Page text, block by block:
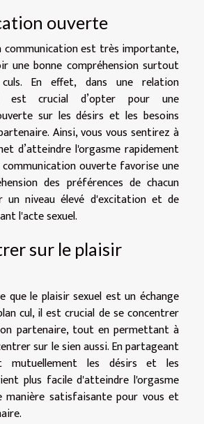
ouverte
communication est très importante,
une bonne compréhension surtout
En effet, dans une relation
est crucial d’opter pour une
sur les désirs et les besoins
Ainsi, vous vous sentirez à
d’atteindre l'orgasme rapidement
ouverte favorise une
des préférences de chacun
un niveau élevé d'excitation et de
l'acte sexuel.
sur le plaisir
que le plaisir sexuel est un échange
cul, il est crucial de se concentrer
partenaire, tout en permettant à
sur le sien aussi. En partageant
mutuellement les désirs et les
plus facile d'atteindre l'orgasme
manière satisfaisante pour vous et